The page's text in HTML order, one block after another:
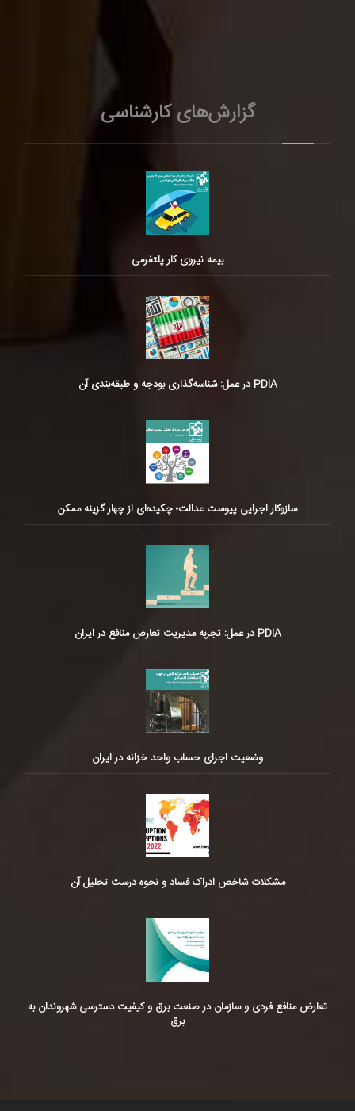
گزارش‌های کارشناسی
بیمه نیروی کار پلتفرمی
PDIA در عمل: شناسه‌گذاری بودجه و طبقه‌بندی آن
سازوکار اجرایی پیوست عدالت؛ چکیده‌ای از چهار گزینه ممکن
PDIA در عمل: تجربه مدیریت تعارض منافع در ایران
وضعیت اجرای حساب واحد خزانه در ایران
مشکلات شاخص ادراک فساد و نحوه درست تحلیل آن
تعارض منافع فردی و سازمان در صنعت برق و کیفیت دسترسی شهروندان به
برق